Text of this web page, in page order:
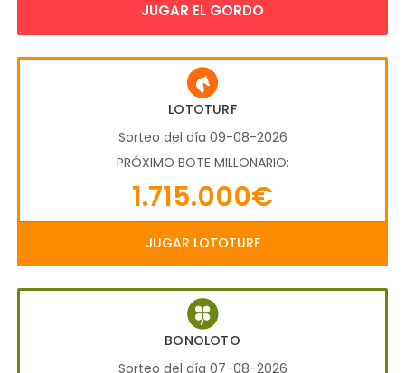
JUGAR EL GORDO
LOTOTURF
Sorteo del día 09-08-2026
PRÓXIMO BOTE MILLONARIO:
1.715.000€
JUGAR LOTOTURF
BONOLOTO
Sorteo del día 07-08-2026